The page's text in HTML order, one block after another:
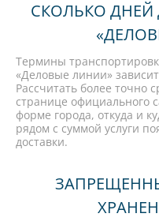
СКОЛЬКО
Термины
«Деловые линии»
Рассчитать более точно
странице официального
форме города, откуда и
рядом с суммой услуги
доставки.